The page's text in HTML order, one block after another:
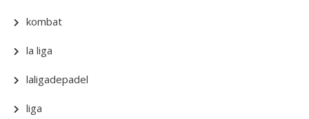
kombat
la liga
laligadepadel
liga